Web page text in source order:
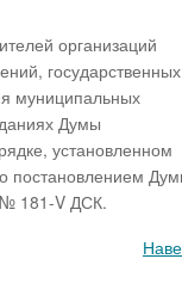
организаций
государственных
муниципальных
Думы
установленном
постановлением
№ 181-V ДСК.